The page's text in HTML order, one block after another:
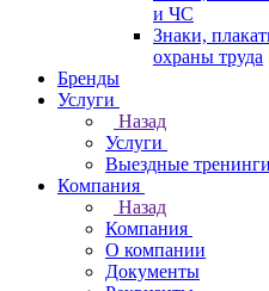
и ЧС
Знаки,
охраны труда
Бренды
Услуги
Назад
Услуги
Выездные
Компания
Назад
Компания
О компании
Документы